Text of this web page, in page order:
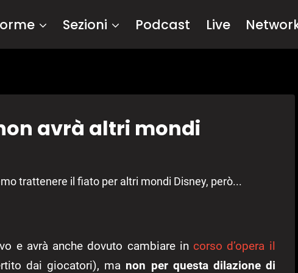
Sezioni Podcast Live
avrà altri mondi
trattenere il fiato per altri mondi Disney, però...
e avrà anche dovuto cambiare in corso d’opera il
dai giocatori), ma non per questa dilazione di